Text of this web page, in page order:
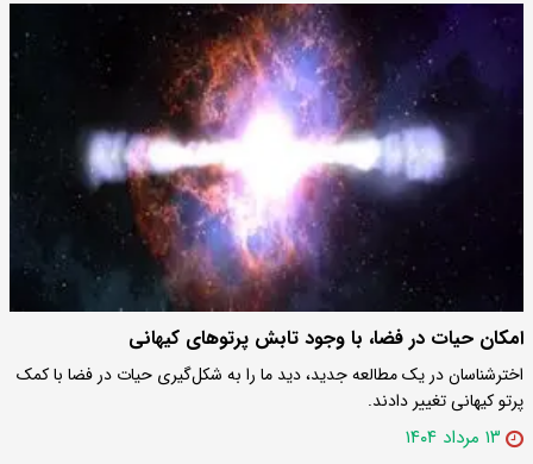
امکان حیات در فضا، با وجود تابش پرتوهای کیهانی
اخترشناسان در یک مطالعه جدید، دید ما را به شکل‌گیری حیات در فضا با کمک
پرتو کیهانی تغییر دادند.
۱۳ مرداد ۱۴۰۴